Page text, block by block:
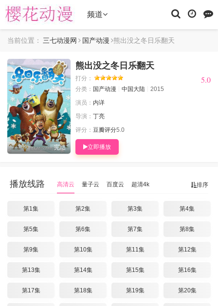
频道
当前位置： 三七动漫网 国产动漫 熊出没之冬日乐翻天
完结
熊出没之冬日乐翻天
打分： 5.0
分类： 国产动漫 中国大陆
2015
演员： 内详
导演： 丁亮
评分： 豆瓣评分5.0
立即播放
排序
播放线路 高清云 量子云 百度云 超清4k
第1集 第2集 第3集 第4集
第5集 第6集 第7集 第8集
第9集 第10集 第11集 第12集
第13集 第14集 第15集 第16集
第17集 第18集 第19集 第20集